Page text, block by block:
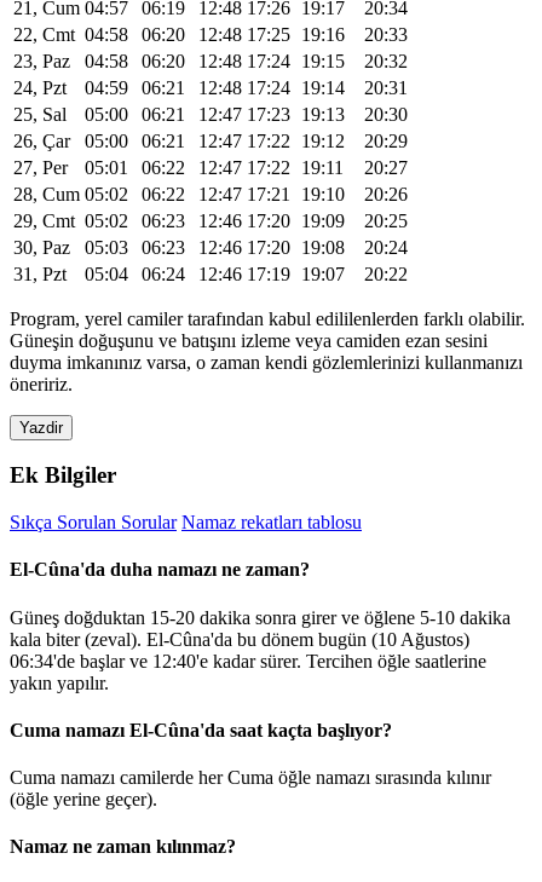
21, Cum 04:57 06:19 12:48 17:26 19:17
20:34
22, Cmt 04:58 06:20 12:48 17:25 19:16
20:33
23, Paz
04:58 06:20 12:48 17:24 19:15
20:32
24, Pzt
04:59 06:21 12:48 17:24 19:14
20:31
25, Sal
05:00 06:21 12:47 17:23 19:13
20:30
26, Çar
05:00 06:21 12:47 17:22 19:12
20:29
27, Per
05:01 06:22 12:47 17:22 19:11
20:27
28, Cum 05:02 06:22 12:47 17:21 19:10
20:26
29, Cmt 05:02 06:23 12:46 17:20 19:09
20:25
30, Paz
05:03 06:23 12:46 17:20 19:08
20:24
31, Pzt
05:04 06:24 12:46 17:19 19:07 20:22
Program, yerel camiler tarafından kabul edililenlerden farklı olabilir.
Güneşin doğuşunu ve batışını izleme veya camiden ezan sesini
duyma imkanınız varsa, o zaman kendi gözlemlerinizi kullanmanızı
öneririz.
Yazdir
Ek Bilgiler
Sıkça Sorulan Sorular Namaz rekatları tablosu
El-Cûna'da duha namazı ne zaman?
Güneş doğduktan 15-20 dakika sonra girer ve öğlene 5-10 dakika
kala biter (zeval). El-Cûna'da bu dönem bugün (10 Ağustos)
06:34'de başlar ve 12:40'e kadar sürer. Tercihen öğle saatlerine
yakın yapılır.
Cuma namazı El-Cûna'da saat kaçta başlıyor?
Cuma namazı camilerde her Cuma öğle namazı sırasında kılınır
(öğle yerine geçer).
Namaz ne zaman kılınmaz?